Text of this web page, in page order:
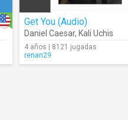
Get You (Audio)
Daniel Caesar, Kali Uchis
4 años | 8121 jugadas
renan29